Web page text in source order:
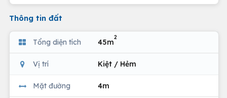
Thông tin đất
Tổng diện tích 45m
2
Vị trí Kiệt / Hẻm
Mặt đường 4m